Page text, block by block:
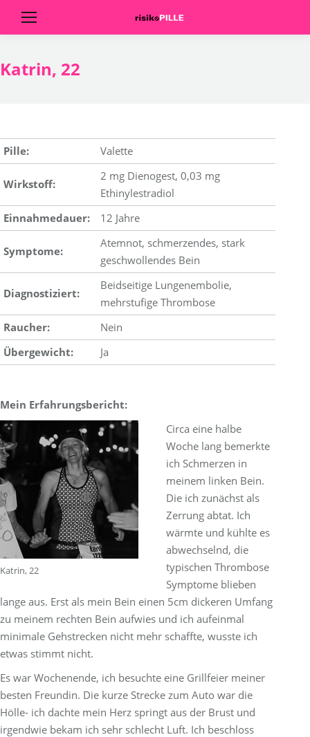
Katrin, 22
Pille: Valette
Wirkstoff:
2 mg Dienogest, 0,03 mg
Ethinylestradiol
Einnahmedauer:
12 Jahre
Symptome:
Atemnot, schmerzendes, stark
geschwollendes Bein
Diagnostiziert:
Beidseitige Lungenembolie,
mehrstufige Thrombose
Raucher:
Nein
Übergewicht:
Ja
Mein Erfahrungsbericht:
Katrin, 22
Circa eine halbe
Woche lang bemerkte
ich Schmerzen in
meinem linken Bein.
Die ich zunächst als
Zerrung abtat. Ich
wärmte und kühlte es
abwechselnd, die
typischen Thrombose
Symptome blieben
lange aus. Erst als mein Bein einen 5cm dickeren Umfang
zu meinem rechten Bein aufwies und ich aufeinmal
minimale Gehstrecken nicht mehr schaffte, wusste ich
etwas stimmt nicht.
Es war Wochenende, ich besuchte eine Grillfeier meiner
besten Freundin. Die kurze Strecke zum Auto war die
Hölle- ich dachte mein Herz springt aus der Brust und
irgendwie bekam ich sehr schlecht Luft. Ich beschloss